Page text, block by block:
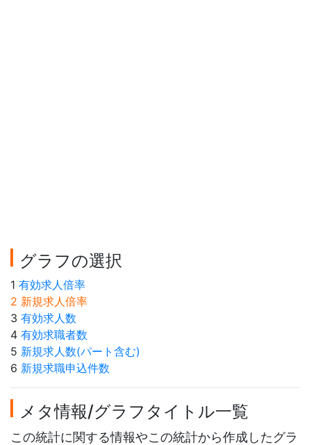
グラフの選択
1 有効求人倍率
2 新規求人倍率
3 有効求人数
4 有効求職者数
5 新規求人数(パート含む)
6 新規求職申込件数
メタ情報/グラフタイトル一覧
この統計に関する情報やこの統計から作成したグラ